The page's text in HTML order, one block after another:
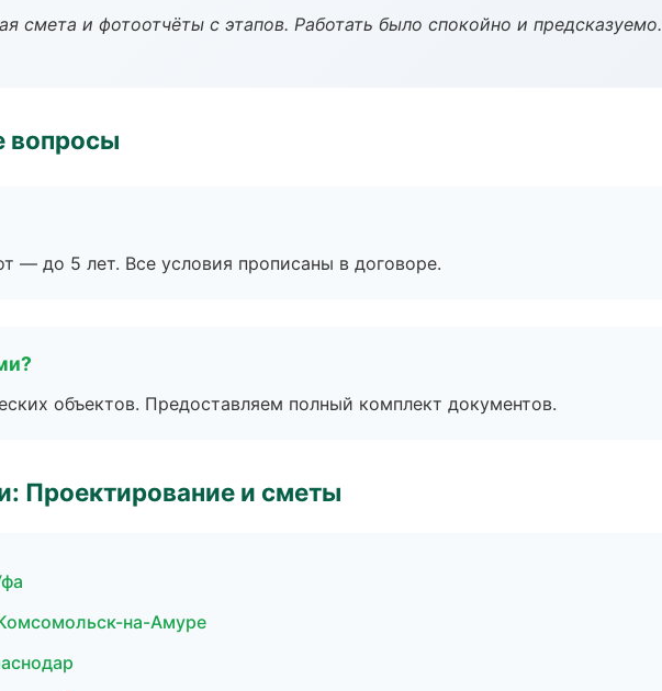
смета и фотоотчёты с этапов. Работать было спокойно и предсказуемо.
вопросы
— до 5 лет. Все условия прописаны в договоре.
объектов. Предоставляем полный комплект документов.
Проектирование и сметы
на-Амуре